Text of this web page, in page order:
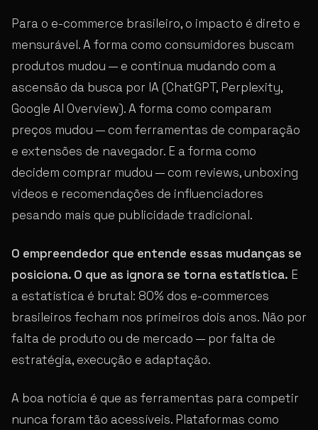
Para o e-commerce brasileiro, o impacto é direto e
mensurável. A forma como consumidores buscam
produtos mudou — e continua mudando com a
ascensão da busca por IA (ChatGPT, Perplexity,
Google AI Overview). A forma como comparam
preços mudou — com ferramentas de comparação
e extensões de navegador. E a forma como
decidem comprar mudou — com reviews, unboxing
videos e recomendações de influenciadores
pesando mais que publicidade tradicional.
O empreendedor que entende essas mudanças se
posiciona. O que as ignora se torna estatística. E
a estatística é brutal: 80% dos e-commerces
brasileiros fecham nos primeiros dois anos. Não por
falta de produto ou de mercado — por falta de
estratégia, execução e adaptação.
A boa notícia é que as ferramentas para competir
nunca foram tão acessíveis. Plataformas como